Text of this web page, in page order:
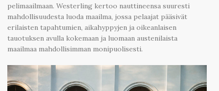
pelimaailmaan. Westerling kertoo nauttineensa suuresti
mahdollisuudesta luoda maailma, jossa pelaajat pääsivät
erilaisten tapahtumien, aikahyppyjen ja oikeanlaisen
tauotuksen avulla kokemaan ja luomaan austenilaista
maailmaa mahdollisimman monipuolisesti.